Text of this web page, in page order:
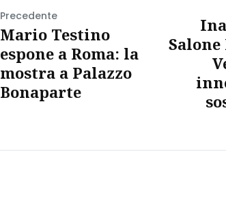
Precedente
Mario Testino
espone a Roma: la
mostra a Palazzo
Bonaparte